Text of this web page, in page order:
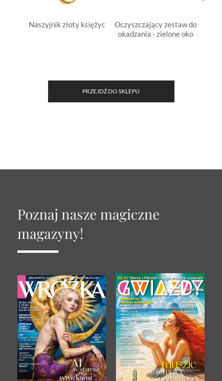
Naszyjnik złoty księżyc
Oczyszczający zestaw do
okadzania - zielone oko
PRZEJDŹ DO SKLEPU
Poznaj nasze magiczne
magazyny!